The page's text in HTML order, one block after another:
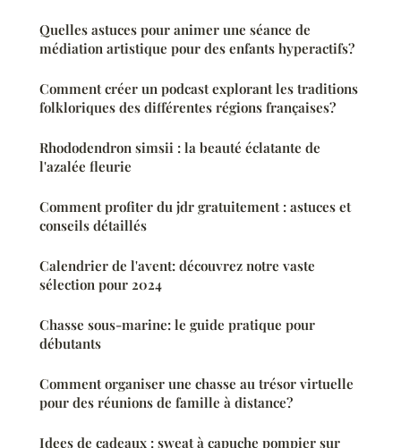
Quelles astuces pour animer une séance de
médiation artistique pour des enfants hyperactifs?
Comment créer un podcast explorant les traditions
folkloriques des différentes régions françaises?
Rhododendron simsii : la beauté éclatante de
l'azalée fleurie
Comment profiter du jdr gratuitement : astuces et
conseils détaillés
Calendrier de l'avent: découvrez notre vaste
sélection pour 2024
Chasse sous-marine: le guide pratique pour
débutants
Comment organiser une chasse au trésor virtuelle
pour des réunions de famille à distance?
Idees de cadeaux : sweat à capuche pompier sur